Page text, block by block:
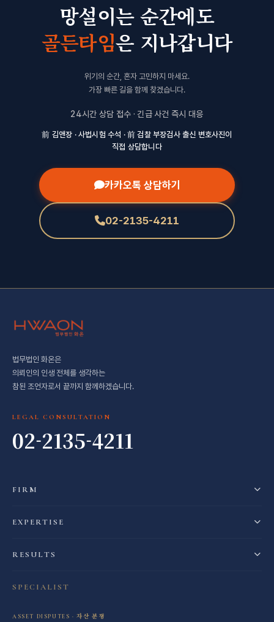
망설이는 순간에도
골든타임은 지나갑니다
위기의 순간, 혼자 고민하지 마세요.
가장 빠른 길을 함께 찾겠습니다.
24시간 상담 접수 · 긴급 사건 즉시 대응
前 김앤장 · 사법시험 수석 · 前 검찰 부장검사 출신 변호사진이
직접 상담합니다
카카오톡 상담하기
02-2135-4211
법무법인 화온은
의뢰인의 인생 전체를 생각하는
참된 조언자로서 끝까지 함께하겠습니다.
LEGAL CONSULTATION
02-2135-4211
FIRM
EXPERTISE
RESULTS
SPECIALIST
ASSET DISPUTES · 자산 분쟁